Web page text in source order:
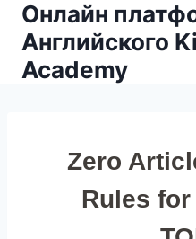
Онлайн
Английского
Academy
Zero
Rules for